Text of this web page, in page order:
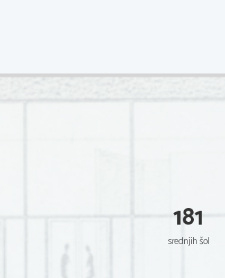
181
srednjih šol